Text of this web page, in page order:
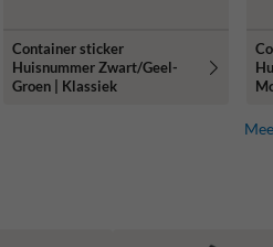
Container sticker
Huisnummer Zwart/Geel-
Groen | Klassiek